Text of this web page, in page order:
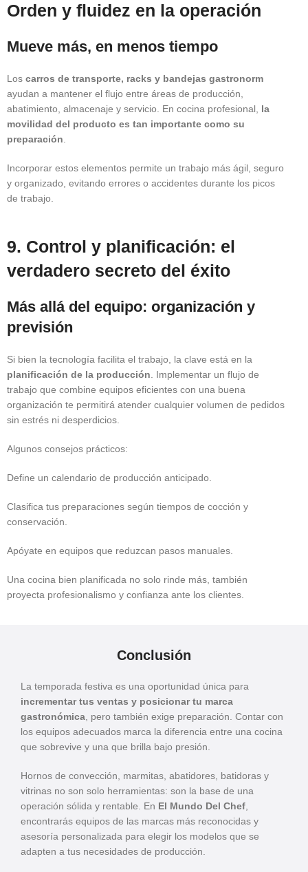
Orden y fluidez en la operación
Mueve más, en menos tiempo
Los carros de transporte, racks y bandejas gastronorm
ayudan a mantener el flujo entre áreas de producción,
abatimiento, almacenaje y servicio. En cocina profesional, la
movilidad del producto es tan importante como su
preparación
Incorporar estos elementos permite un trabajo más ágil, seguro
y organizado, evitando errores o accidentes durante los picos
de trabajo.
9. Control y planificación: el
verdadero secreto del éxito
Más allá del equipo: organización y
previsión
Si bien la tecnología facilita el trabajo, la clave está en la
planificación de la producción. Implementar un flujo de
trabajo que combine equipos eficientes con una buena
organización te permitirá atender cualquier volumen de pedidos
sin estrés ni desperdicios.
Algunos consejos prácticos:
Define un calendario de producción anticipado.
Clasifica tus preparaciones según tiempos de cocción y
conservación.
Apóyate en equipos que reduzcan pasos manuales.
Una cocina bien planificada no solo rinde más, también
proyecta profesionalismo y confianza ante los clientes.
Conclusión
La temporada festiva es una oportunidad única para
incrementar tus ventas y posicionar tu marca
gastronómica , pero también exige preparación. Contar con
los equipos adecuados marca la diferencia entre una cocina
que sobrevive y una que brilla bajo presión.
Hornos de convección, marmitas, abatidores, batidoras y
vitrinas no son solo herramientas: son la base de una
operación sólida y rentable. En El Mundo Del Chef
encontrarás equipos de las marcas más reconocidas y
asesoría personalizada para elegir los modelos que se
adapten a tus necesidades de producción.